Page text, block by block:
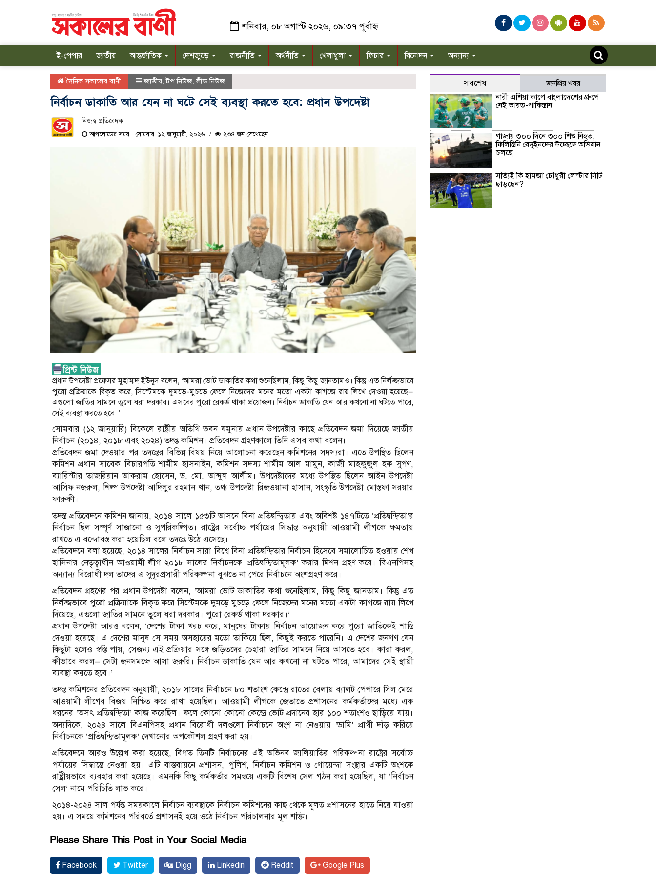
শনিবার, ০৮ অগাস্ট ২০২৬, ০৯:৩৭ পূর্বাহ্ন
ই-পেপার জাতীয় আন্তর্জাতিক দেশজুড়ে রাজনীতি অর্থনীতি খেলাধুলা ফিচার বিনোদন অন্যান্য
দৈনিক সকালের বাণী জাতীয় ,টপ নিউজ ,লীড নিউজ
নির্বাচন ডাকাতি আর যেন না ঘটে সেই ব্যবস্থা করতে হবে: প্রধান উপদেষ্টা
নিজস্ব প্রতিবেদক
আপলোডের সময় : সোমবার, ১২ জানুয়ারী, ২০২৬ ২৩৪ জন দেখেছেন
প্রধান উপদেষ্টা প্রফেসর মুহাম্মদ ইউনূস বলেন, ‘আমরা ভোট ডাকাতির কথা শুনেছিলাম, কিছু কিছু জানতামও। কিন্তু এত নির্লজ্জভাবে
পুরো প্রক্রিয়াকে বিকৃত করে, সিস্টেমকে দুমড়ে-মুচড়ে ফেলে নিজেদের মনের মতো একটা কাগজে রায় লিখে দেওয়া হয়েছে—
এগুলো জাতির সামনে তুলে ধরা দরকার। এসবের পুরো রেকর্ড থাকা প্রয়োজন। নির্বাচন ডাকাতি যেন আর কখনো না ঘটতে পারে,
সেই ব্যবস্থা করতে হবে।’
সোমবার (১২ জানুয়ারি) বিকেলে রাষ্ট্রীয় অতিথি ভবন যমুনায় প্রধান উপদেষ্টার কাছে প্রতিবেদন জমা দিয়েছে জাতীয়
নির্বাচন (২০১৪, ২০১৮ এবং ২০২৪) তদন্ত কমিশন। প্রতিবেদন গ্রহণকালে তিনি এসব কথা বলেন।
প্রতিবেদন জমা দেওয়ার পর তদন্তের বিভিন্ন বিষয় নিয়ে আলোচনা করেছেন কমিশনের সদস্যরা। এতে উপস্থিত ছিলেন
কমিশন প্রধান সাবেক বিচারপতি শামীম হাসনাইন, কমিশন সদস্য শামীম আল মামুন, কাজী মাহফুজুল হক সুপণ,
ব্যারিস্টার তাজরিয়ান আকরাম হোসেন, ড. মো. আব্দুল আলীম। উপদেষ্টাদের মধ্যে উপস্থিত ছিলেন আইন উপদেষ্টা
আসিফ নজরুল, শিল্প উপদেষ্টা আদিলুর রহমান খান, তথ্য উপদেষ্টা রিজওয়ানা হাসান, সংস্কৃতি উপদেষ্টা মোস্তফা সরয়ার
ফারুকী।
তদন্ত প্রতিবেদনে কমিশন জানায়, ২০১৪ সালে ১৫৩টি আসনে বিনা প্রতিদ্বন্দ্বিতায় এবং অবিশষ্ট ১৪৭টিতে ‘প্রতিদ্বন্দ্বিতা’র
নির্বাচন ছিল সম্পূর্ণ সাজানো ও সুপরিকল্পিত। রাষ্ট্রের সর্বোচ্চ পর্যায়ের সিদ্ধান্ত অনুযায়ী আওয়ামী লীগকে ক্ষমতায়
রাখতে এ বন্দোবস্ত করা হয়েছিল বলে তদন্তে উঠে এসেছে।
প্রতিবেদনে বলা হয়েছে, ২০১৪ সালের নির্বাচন সারা বিশ্বে বিনা প্রতিদ্বন্দ্বিতার নির্বাচন হিসেবে সমালোচিত হওয়ায় শেখ
হাসিনার নেতৃত্বাধীন আওয়ামী লীগ ২০১৮ সালের নির্বাচনকে ‘প্রতিদ্বন্দ্বিতামূলক’ করার মিশন গ্রহণ করে। বিএনপিসহ
অন্যান্য বিরোধী দল তাদের এ সুদূরপ্রসারী পরিকল্পনা বুঝতে না পেরে নির্বাচনে অংশগ্রহণ করে।
প্রতিবেদন গ্রহণের পর প্রধান উপদেষ্টা বলেন, ‘আমরা ভোট ডাকাতির কথা শুনেছিলাম, কিছু কিছু জানতাম। কিন্তু এত
নির্লজ্জভাবে পুরো প্রক্রিয়াকে বিকৃত করে সিস্টেমকে দুমড়ে মুচড়ে ফেলে নিজেদের মনের মতো একটা কাগজে রায় লিখে
দিয়েছে, এগুলো জাতির সামনে তুলে ধরা দরকার। পুরো রেকর্ড থাকা দরকার।’
প্রধান উপদেষ্টা আরও বলেন, ‘দেশের টাকা খরচ করে, মানুষের টাকায় নির্বাচন আয়োজন করে পুরো জাতিকেই শাস্তি
দেওয়া হয়েছে। এ দেশের মানুষ সে সময় অসহায়ের মতো তাকিয়ে ছিল, কিছুই করতে পারেনি। এ দেশের জনগণ যেন
কিছুটা হলেও স্বস্তি পায়, সেজন্য এই প্রক্রিয়ার সঙ্গে জড়িতদের চেহারা জাতির সামনে নিয়ে আসতে হবে। কারা করল,
কীভাবে করল— সেটা জনসমক্ষে আসা জরুরি। নির্বাচন ডাকাতি যেন আর কখনো না ঘটতে পারে, আমাদের সেই স্থায়ী
ব্যবস্থা করতে হবে।’
তদন্ত কমিশনের প্রতিবেদন অনুযায়ী, ২০১৮ সালের নির্বাচনে ৮০ শতাংশ কেন্দ্রে রাতের বেলায় ব্যালট পেপারে সিল মেরে
আওয়ামী লীগের বিজয় নিশ্চিত করে রাখা হয়েছিল। আওয়ামী লীগকে জেতাতে প্রশাসনের কর্মকর্তাদের মধ্যে এক
ধরনের ‘অসৎ প্রতিদ্বন্দ্বিতা’ কাজ করেছিল। ফলে কোনো কোনো কেন্দ্রে ভোট প্রদানের হার ১০০ শতাংশও ছাড়িয়ে যায়।
অন্যদিকে, ২০২৪ সালে বিএনপিসহ প্রধান বিরোধী দলগুলো নির্বাচনে অংশ না নেওয়ায় ‘ডামি’ প্রার্থী দাঁড় করিয়ে
নির্বাচনকে ‘প্রতিদ্বন্দ্বিতামূলক’ দেখানোর অপকৌশল গ্রহণ করা হয়।
প্রতিবেদনে আরও উল্লেখ করা হয়েছে, বিগত তিনটি নির্বাচনের এই অভিনব জালিয়াতির পরিকল্পনা রাষ্ট্রের সর্বোচ্চ
পর্যায়ের সিদ্ধান্তে নেওয়া হয়। এটি বাস্তবায়নে প্রশাসন, পুলিশ, নির্বাচন কমিশন ও গোয়েন্দা সংস্থার একটি অংশকে
রাষ্ট্রীয়ভাবে ব্যবহার করা হয়েছে। এমনকি কিছু কর্মকর্তার সমন্বয়ে একটি বিশেষ সেল গঠন করা হয়েছিল, যা ‘নির্বাচন
সেল’ নামে পরিচিতি লাভ করে।
২০১৪-২০২৪ সাল পর্যন্ত সময়কালে নির্বাচন ব্যবস্থাকে নির্বাচন কমিশনের কাছ থেকে মূলত প্রশাসনের হাতে নিয়ে যাওয়া
হয়। এ সময়ে কমিশনের পরিবর্তে প্রশাসনই হয়ে ওঠে নির্বাচন পরিচালনার মূল শক্তি।
Please Share This Post in Your Social Media
Facebook Twitter Digg Linkedin Reddit Google Plus
সবশেষ
জনপ্রিয় খবর
নারী এশিয়া কাপে বাংলাদেশের গ্রুপে
নেই ভারত-পাকিস্তান
গাজায় ৩০০ দিনে ৩০০ শিশু নিহত,
ফিলিস্তিনি বেদুইনদের উচ্ছেদে অভিযান
চলছে
সত্যিই কি হামজা চৌধুরী লেস্টার সিটি
ছাড়ছেন?